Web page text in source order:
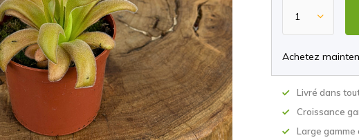
Achetez
Livré dans
Croissance
Large gamme